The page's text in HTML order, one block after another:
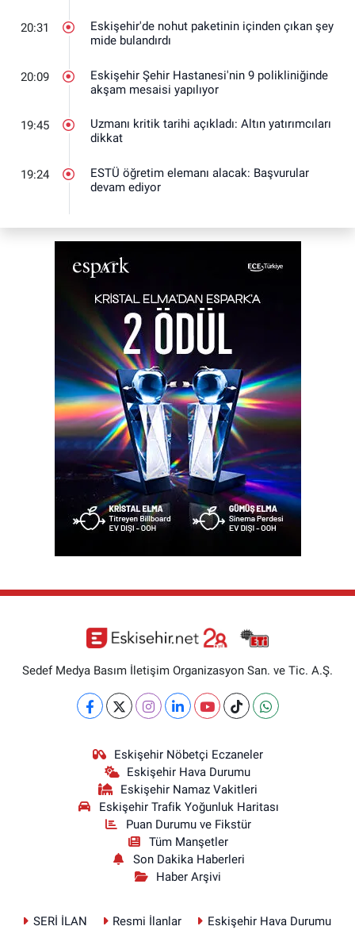
20:31
Eskişehir'de nohut paketinin içinden çıkan şey
mide bulandırdı
20:09
Eskişehir Şehir Hastanesi'nin 9 polikliniğinde
akşam mesaisi yapılıyor
19:45
Uzmanı kritik tarihi açıkladı: Altın yatırımcıları
dikkat
19:24
ESTÜ öğretim elemanı alacak: Başvurular
devam ediyor
Sedef Medya Basım İletişim Organizasyon San. ve Tic. A.Ş.
Eskişehir Nöbetçi Eczaneler
Eskişehir Hava Durumu
Eskişehir Namaz Vakitleri
Eskişehir Trafik Yoğunluk Haritası
Puan Durumu ve Fikstür
Tüm Manşetler
Son Dakika Haberleri
Haber Arşivi
SERİ İLAN Resmi İlanlar Eskişehir Hava Durumu